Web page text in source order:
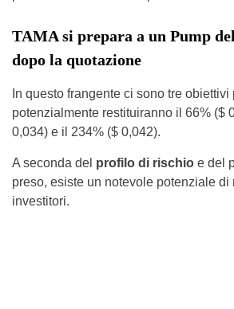
TAMA si prepara a un Pump
dopo la quotazione
In questo frangente ci sono tre
potenzialmente restituiranno il 66% ($
0,034) e il 234% ($ 0,042).
A seconda del profilo di rischio e del
preso, esiste un notevole potenziale di
investitori.